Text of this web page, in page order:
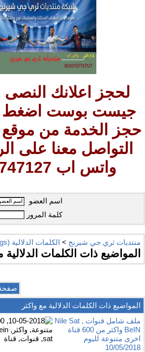
لحجز اعلانك النصى
جيست بوست اضغط
حجز الخدمة من
التواصل معنا على
واتس اب 01127747127
اسم العضو
كلمة المرور
منتديات ثري جي شيرنج > الكلمات الدلالية (Tags)
المواضيع ذات الكلمات الدلالية
صفحة 1 من
المواضيع ذات الكلمات الدلالية مع واكثر
ملف شامل قنوات Nile Sat ,
BeIN واكثر من 600 قناة
اخرى متنوعة لليوم
10/05/2018